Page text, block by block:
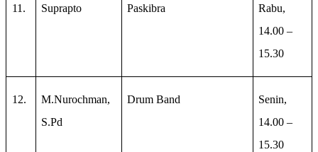
11. Suprapto Paskibra
Rabu,
14.00 –
15.30
12.
M.Nurochman,
S.Pd
Drum Band
Senin,
14.00 –
15.30